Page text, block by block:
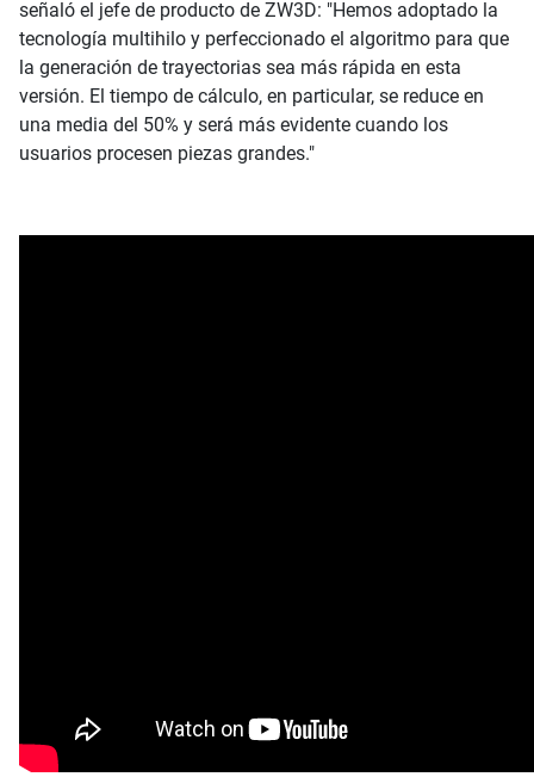
señaló el jefe de producto de ZW3D: "Hemos adoptado la
tecnología multihilo y perfeccionado el algoritmo para que
la generación de trayectorias sea más rápida en esta
versión. El tiempo de cálculo, en particular, se reduce en
una media del 50% y será más evidente cuando los
usuarios procesen piezas grandes."